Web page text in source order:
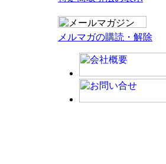
メルマガの購読・解除